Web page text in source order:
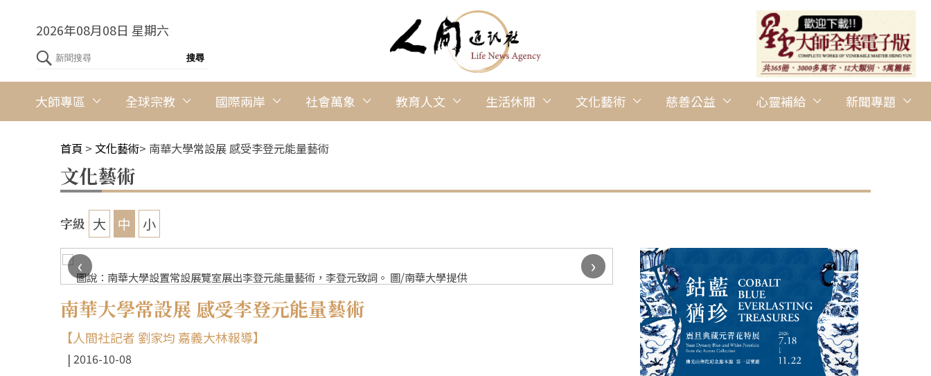
2026年08月08日 星期六
大師專區 全球宗教 國際兩岸 社會萬象 教育人文 生活休閒 文化藝術 慈善公益 心靈補給 新聞專題
首頁 > 文化藝術> 南華大學常設展 感受李登元能量藝術
文化藝術
字級 大 中 小
圖說：南華大學設置常設展覽室展出李登元能量藝術，李登元致詞。 圖/南華大學提供 圖說：南華大學設置常設展覽室展出李登元能量藝術，開幕式由
‹
›
南華大學常設展 感受李登元能量藝術
【人間社記者 劉家均 嘉義大林報導】
2016-10-08